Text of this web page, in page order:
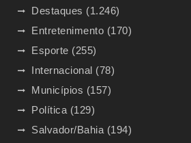
Destaques (1.246)
Entretenimento (170)
Esporte (255)
Internacional (78)
Municípios (157)
Política(129)
Salvador/Bahia(194)